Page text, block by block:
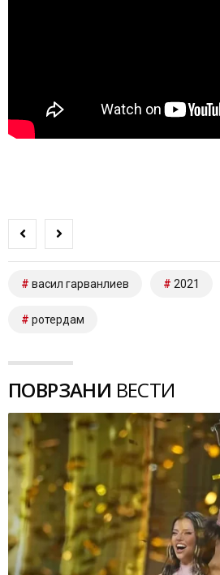
васил гарванлиев 2021
ротердам
ПОВРЗАНИ ВЕСТИ